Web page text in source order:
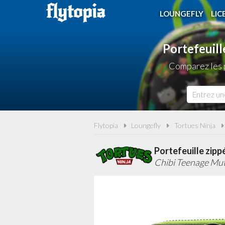
LOUNGEFLY
Comparez
Flytopia Loungefly Tortues Ninja
Portefeuille
Chibi Teenage